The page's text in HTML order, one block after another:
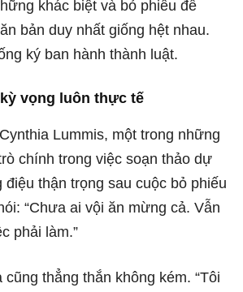
khác biệt và bỏ phiếu để
bản duy nhất giống hệt nhau.
ký ban hành thành luật.
vọng luôn thực tế
Lummis, một trong những
chính trong việc soạn thảo dự
điệu thận trọng sau cuộc bỏ phiếu
“Chưa ai vội ăn mừng cả. Vẫn
phải làm.”
thẳng thắn không kém. “Tôi